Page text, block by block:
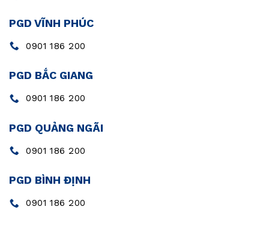
PGD VĨNH PHÚC
0901 186 200
PGD BẮC GIANG
0901 186 200
PGD QUẢNG NGÃI
0901 186 200
PGD BÌNH ĐỊNH
0901 186 200